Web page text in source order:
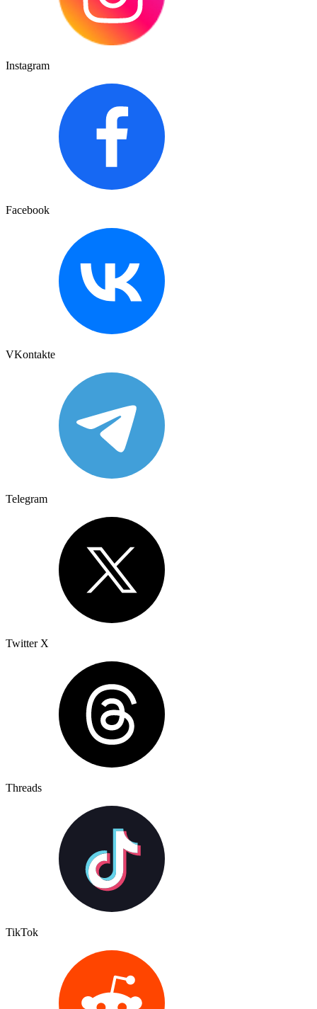
Instagram
Facebook
VKontakte
Telegram
Twitter X
Threads
TikTok